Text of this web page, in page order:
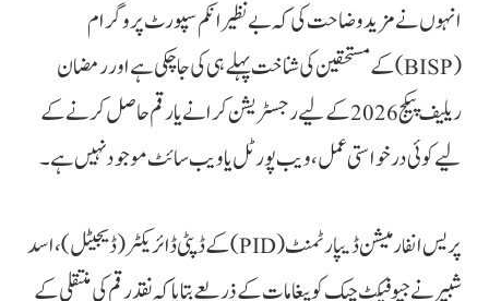
انہوں نے مزید وضاحت کی کہ بے نظیر انکم سپورٹ پروگرام
(BISP) کے مستحقین کی شناخت پہلے ہی کی جا چکی ہے اور رمضان
ریلیف پیکج 2026 کے لیے رجسٹریشن کرانے یا رقم حاصل کرنے کے
لیے کوئی درخواستی عمل، ویب پورٹل یا ویب سائٹ موجود نہیں ہے۔
پریس انفارمیشن ڈیپارٹمنٹ (PID) کے ڈپٹی ڈائریکٹر (ڈیجیٹل)، اسد
شبیر نےجیو فیکٹ چیک کو پیغامات کے ذریعے بتایا کہ نقد رقم کی منتقلی کے